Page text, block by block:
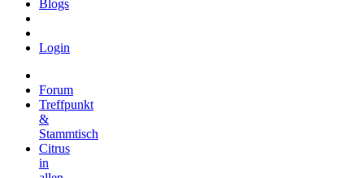
Blogs
Login
Forum
Treffpunkt
&
Stammtisch
Citrus
in